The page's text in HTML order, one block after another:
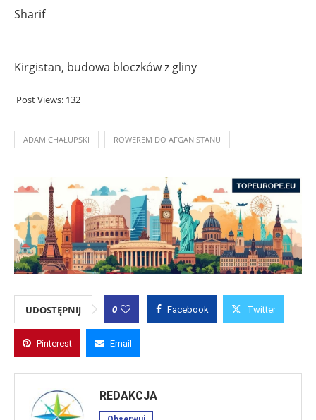
Sharif
Kirgistan, budowa bloczków z gliny
Post Views: 132
ADAM CHAŁUPSKI ROWEREM DO AFGANISTANU
UDOSTĘPNIJ 0 Facebook Twitter
Pinterest Email
REDAKCJA